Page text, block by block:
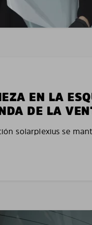
EN LA
DE LA
solarplexius se